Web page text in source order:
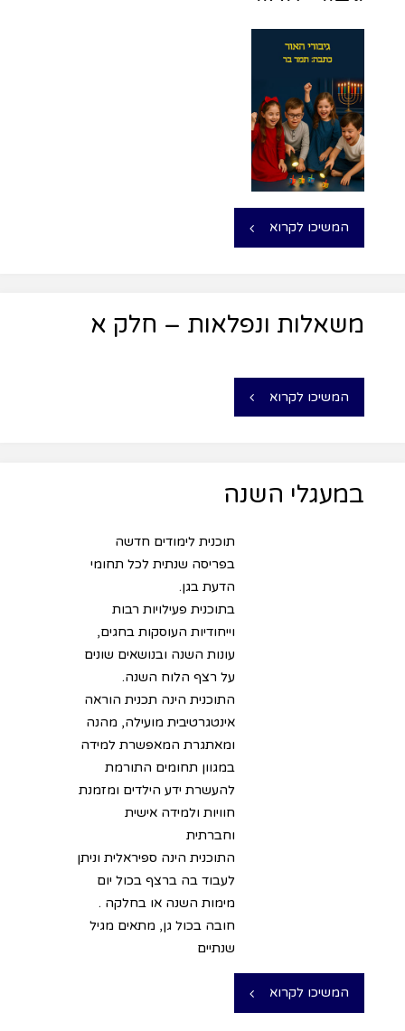
המשיכו לקרוא
משאלות ונפלאות – חלק א
המשיכו לקרוא
במעגלי השנה
תוכנית לימודים חדשה
בפריסה שנתית לכל תחומי
הדעת בגן.
בתוכנית פעילויות רבות
וייחודיות העוסקות בחגים,
עונות השנה ובנושאים שונים
על רצף הלוח השנה.
התוכנית הינה תכנית הוראה
אינטגרטיבית מועילה, מהנה
ומאתגרת המאפשרת למידה
במגוון תחומים התורמת
להעשרת ידע הילדים ומזמנת
חוויות ולמידה אישית
וחברתית
התוכנית הינה ספיראלית וניתן
לעבוד בה ברצף בכול יום
מימות השנה או בחלקה .
חובה בכול גן, מתאים מגיל
שנתיים
המשיכו לקרוא